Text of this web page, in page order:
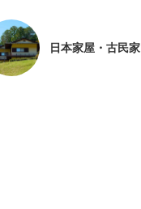
日本家屋・古民家